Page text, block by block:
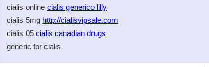
cialis online cialis generico lilly
cialis 5mg http://cialisvipsale.com
cialis 05 cialis canadian drugs
generic for cialis